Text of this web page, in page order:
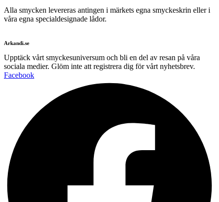
Alla smycken levereras antingen i märkets egna smyckeskrin eller i
våra egna specialdesignade lådor.
Arkandi.se
Upptäck vårt smyckesuniversum och bli en del av resan på våra
sociala medier. Glöm inte att registrera dig för vårt nyhetsbrev.
Facebook